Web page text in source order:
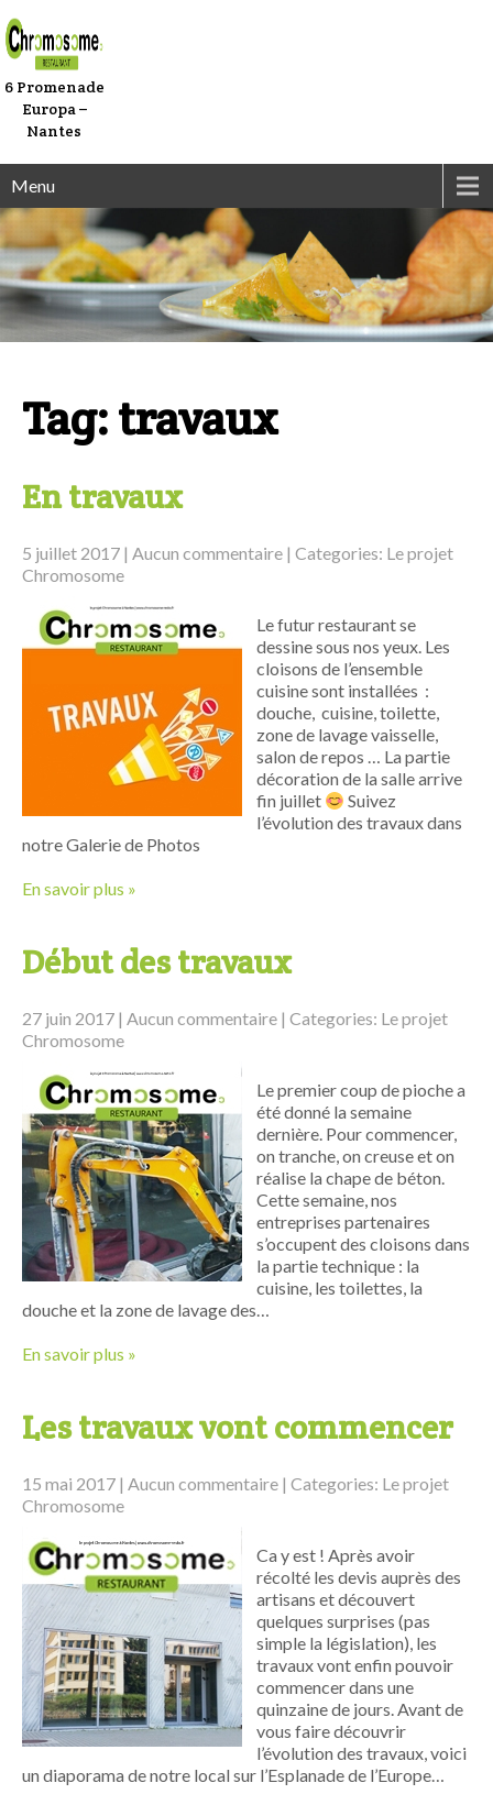
6 Promenade
Europa –
Nantes
Menu
Tag: travaux
En travaux
5 juillet 2017 | Aucun commentaire | Categories: Le projet
Chromosome
Le futur restaurant se
dessine sous nos yeux. Les
cloisons de l’ensemble
cuisine sont installées :
douche, cuisine, toilette,
zone de lavage vaisselle,
salon de repos … La partie
décoration de la salle arrive
fin juillet
Suivez
l’évolution des travaux dans
notre Galerie de Photos
En savoir plus »
Début des travaux
27 juin 2017 | Aucun commentaire | Categories: Le projet
Chromosome
Le premier coup de pioche a
été donné la semaine
dernière. Pour commencer,
on tranche, on creuse et on
réalise la chape de béton.
Cette semaine, nos
entreprises partenaires
s’occupent des cloisons dans
la partie technique : la
cuisine, les toilettes, la
douche et la zone de lavage des…
En savoir plus »
Les travaux vont commencer
15 mai 2017 | Aucun commentaire | Categories: Le projet
Chromosome
Ca y est ! Après avoir
récolté les devis auprès des
artisans et découvert
quelques surprises (pas
simple la législation), les
travaux vont enfin pouvoir
commencer dans une
quinzaine de jours. Avant de
vous faire découvrir
l’évolution des travaux, voici
un diaporama de notre local sur l’Esplanade de l’Europe…